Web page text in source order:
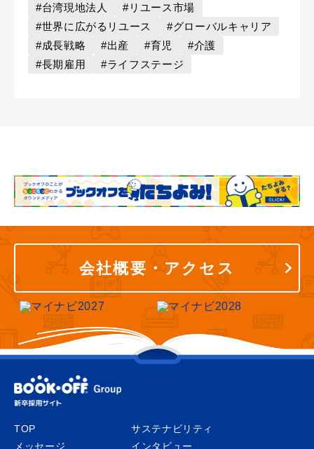
#台湾現地法人
#リユース市場
#世界に広がるリユース
#グローバルキャリア
#成長戦略
#出産 #育児
#介護
#長期雇用
#ライフステージ
会社概要・アクセス
TOP
メッセージ
サステナビリティ
インタビュー